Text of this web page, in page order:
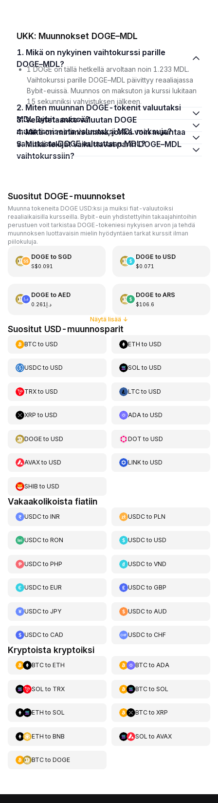
UKK: Muunnokset DOGE–MDL
1. Mikä on nykyinen vaihtokurssi parille
DOGE–MDL?
1 DOGE on tällä hetkellä arvoltaan noin 1.233 MDL.
Vaihtokurssi parille DOGE–MDL päivittyy reaaliajassa
Bybit-euissä. Muunnos on maksuton ja kurssi lukitaan
15 sekunniksi vahvistuksen jälkeen.
2. Miten muunnan DOGE-tokenit valuutaksi
MDL Bybit-euissä?
3. Veloitetaanko valuutan DOGE
muuntamisesta valuutaksi MDL maksuja?
4. Mikä on minimisumma, jonka voin muuntaa
valuutasta DOGE valuuttaan MDL?
5. Mitkä tekijät vaikuttavat parin DOGE–MDL
vaihtokurssiin?
Suositut DOGE-muunnokset
Muunna tokeneita DOGE USD:ksi ja muiksi fiat-valuutoiksi
reaaliaikaisilla kursseilla. Bybit-euin yhdistettyihin takaajahintoihin
perustuen voit tarkistaa DOGE-tokeniesi nykyisen arvon ja tehdä
muunnoksen luottavaisin mielin hyödyntäen tarkat kurssit ilman
piilokuluja.
DOGE to SGD
S$0.091
DOGE to USD
$0.071
DOGE to AED
د.إ0.261
DOGE to ARS
$106.6
Näytä lisää ↓
Suositut USD-muunnosparit
BTCto USD ETH toUSD
USDCto USD SOL toUSD
TRXto USD LTCtoUSD
XRP to USD ADAtoUSD
DOGEto USD DOT toUSD
AVAXto USD LINKtoUSD
SHIB to USD
Vakaakolikoista fiatiin
USDCto INR USDCtoPLN
USDCto RON USDCtoUSD
USDCto PHP USDCtoVND
USDCto EUR USDCtoGBP
USDCto JPY USDCto AUD
USDCto CAD USDCtoCHF
Kryptoista kryptoiksi
BTCto ETH BTCto ADA
SOL to TRX BTCto SOL
ETH to SOL BTCto XRP
ETH to BNB SOL to AVAX
BTCto DOGE